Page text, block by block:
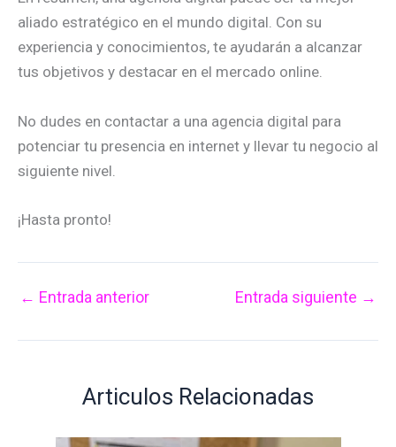
aliado estratégico en el mundo digital. Con su
experiencia y conocimientos, te ayudarán a alcanzar
tus objetivos y destacar en el mercado online.
No dudes en contactar a una agencia digital para
potenciar tu presencia en internet y llevar tu negocio al
siguiente nivel.
¡Hasta pronto!
← Entrada anterior Entrada siguiente →
Articulos Relacionadas